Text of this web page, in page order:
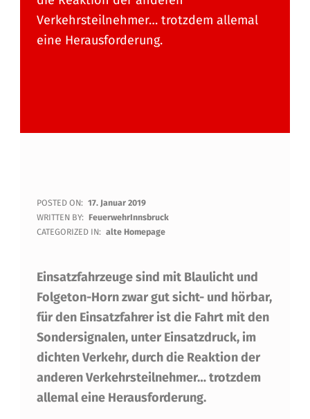
Verkehrsteilnehmer… trotzdem allemal
eine Herausforderung.
B
E
I
R
K
S
S
C
POSTED ON: 17. Januar 2019
WRITTEN BY: FeuerwehrInnsbruck
CATEGORIZED IN: alte Homepage
Einsatzfahrzeuge sind mit Blaulicht und
Folgeton-Horn zwar gut sicht- und hörbar,
für den Einsatzfahrer ist die Fahrt mit den
Sondersignalen, unter Einsatzdruck, im
dichten Verkehr, durch die Reaktion der
anderen Verkehrsteilnehmer… trotzdem
allemal eine Herausforderung.